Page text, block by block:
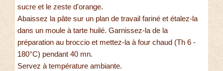
sucre et le zeste d'orange.
Abaissez la pâte sur un plan de travail fariné et étalez-la
dans un moule à tarte huilé. Garnissez-la de la
préparation au broccio et mettez-la à four chaud (Th 6 -
180°C) pendant 40 mn.
Servez à température ambiante.